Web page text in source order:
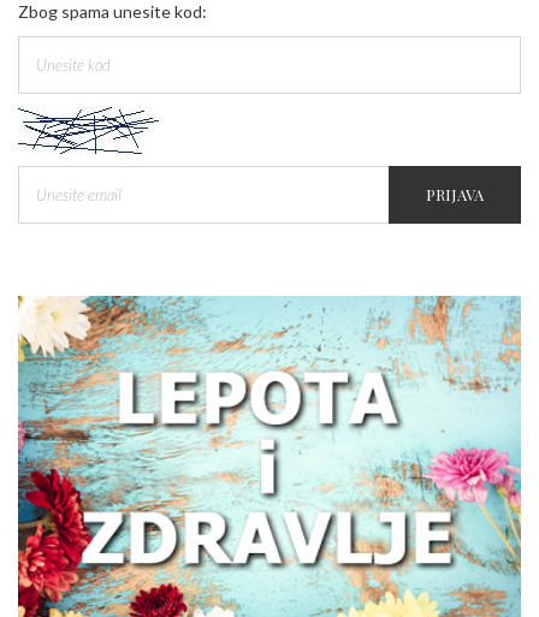
Zbog spama unesite kod:
PRIJAVA
Zašto žene treba da obrate pažnju na
zdravlje creva